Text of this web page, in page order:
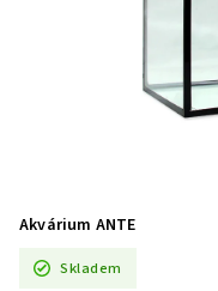
Akvárium ANTE
Skladem